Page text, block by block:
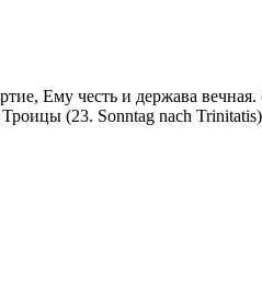
Ему честь и держава
(23. Sonntag nach